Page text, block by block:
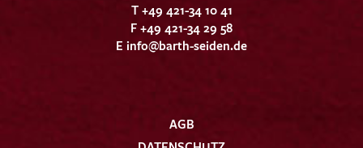
T +49 421-34 10 41
F +49 421-34 29 58
E info@barth-seiden.de
AGB